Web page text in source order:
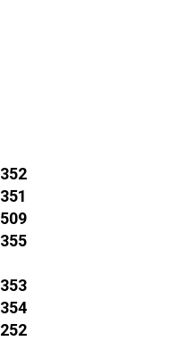
352
351
509
355
353
354
252